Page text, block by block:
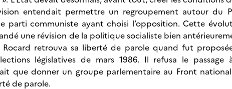
entendait permettre un regroupement autour du
parti communiste ayant choisi l’opposition. Cette
une révision de la politique socialiste bien
Rocard retrouva sa liberté de parole quand fut
législatives de mars 1986. Il refusa le passage
que donner un groupe parlementaire au Front
de parole.